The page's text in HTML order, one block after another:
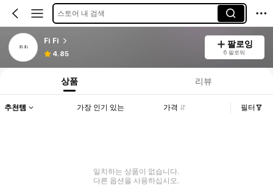
스토어 내 검색
Fi Fi
4.85
팔로잉
6 팔로워
상품 리뷰
추천템 가장 인기 있는 가격 필터
일치하는 상품이 없습니다.
다른 옵션을 사용하십시오.